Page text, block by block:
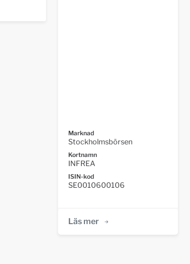
Marknad
Stockholmsbörsen
Kortnamn
INFREA
ISIN-kod
SE0010600106
Läs mer